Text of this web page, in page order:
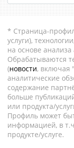
* Страница-
услуги),
на основе
Обрабатываются
(новости, включая
аналитические
содержание
больше
или продукта/
Профиль может
информацией, в
продукте/услуге.